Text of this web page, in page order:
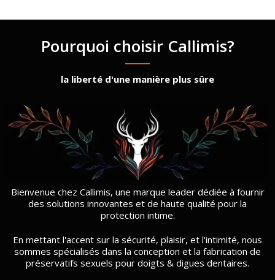
Pourquoi choisir Callimis?
la liberté d'une manière plus sûre
Bienvenue chez Callimis, une marque leader dédiée à fournir
des solutions innovantes et de haute qualité pour la
protection intime.
En mettant l'accent sur la sécurité, plaisir, et l'intimité, nous
sommes spécialisés dans la conception et la fabrication de
préservatifs sexuels pour doigts & digues dentaires.